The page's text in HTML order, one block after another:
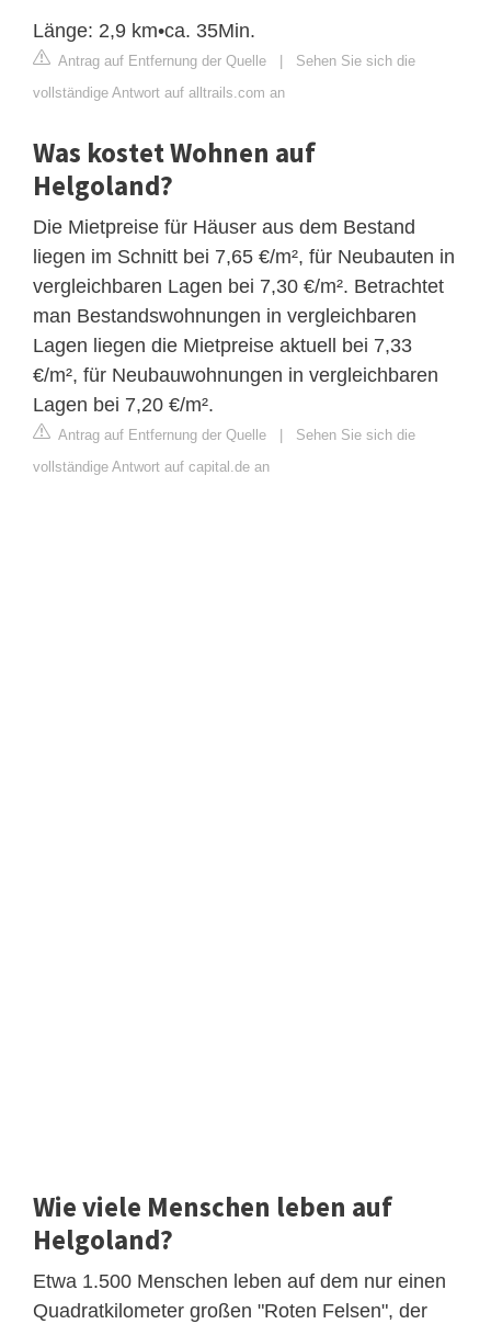
Länge: 2,9 km•ca. 35Min.
Antrag auf Entfernung der Quelle | Sehen Sie sich die
vollständige Antwort auf alltrails.com an
Was kostet Wohnen auf
Helgoland?
Die Mietpreise für Häuser aus dem Bestand
liegen im Schnitt bei 7,65 €/m², für Neubauten in
vergleichbaren Lagen bei 7,30 €/m². Betrachtet
man Bestandswohnungen in vergleichbaren
Lagen liegen die Mietpreise aktuell bei 7,33
€/m², für Neubauwohnungen in vergleichbaren
Lagen bei 7,20 €/m².
Antrag auf Entfernung der Quelle | Sehen Sie sich die
vollständige Antwort auf capital.de an
Wie viele Menschen leben auf
Helgoland?
Etwa 1.500 Menschen leben auf dem nur einen
Quadratkilometer großen "Roten Felsen", der